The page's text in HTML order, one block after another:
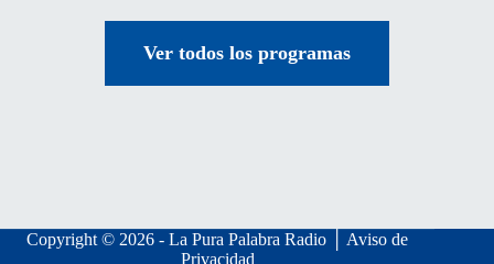
Ver todos los programas
Copyright © 2026 - La Pura Palabra Radio │ Aviso de
Privacidad